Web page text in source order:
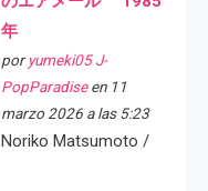
年
por yumeki05 J-
PopParadiseen 11
marzo 2026 a las 5:23
Noriko Matsumoto /